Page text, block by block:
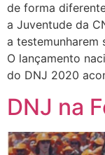
de forma
a Juventude da
a testemunharem
O lançamento
do DNJ 2020
DNJ na